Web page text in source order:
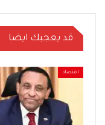
قد يعجبك ايضا
اقتصاد